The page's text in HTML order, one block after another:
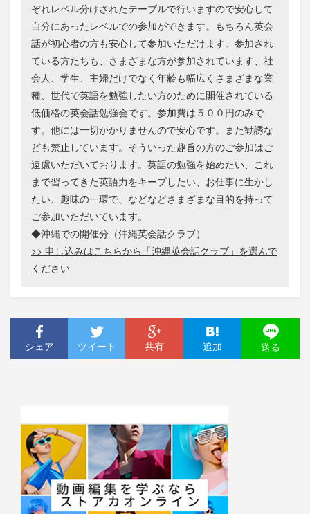
ぞれレベル分けされたテーブルで行いますので安心して
自分にあったレベルでの参加ができます。もちろん英会
話が初心者の方も安心して参加いただけます。参加され
ている方たちも、さまざまな方が参加されています、社
会人、学生、主婦だけでなく年齢も幅広くさまざまな業
種、世代で英語を勉強したい方のために開催されている
低価格の英会話勉強会です。参加費は５００円のみで
す。他には一切かかりませんので安心です。また勧誘な
ども禁止しています。そういった趣旨の方のご参加はご
遠慮いただいております。英語の勉強を始めたい、これ
まで習ってきた英語力をキープしたい、お仕事に生かし
たい、趣味の一環で、などなどさまざまな目的を持って
ご参加いただいています。
◆沖縄での開催分（沖縄英会話クラブ）
>> 申し込みはこちらから「沖縄英会話クラブ」を選んで
ください
シェア ツイート 共有 追加 送る